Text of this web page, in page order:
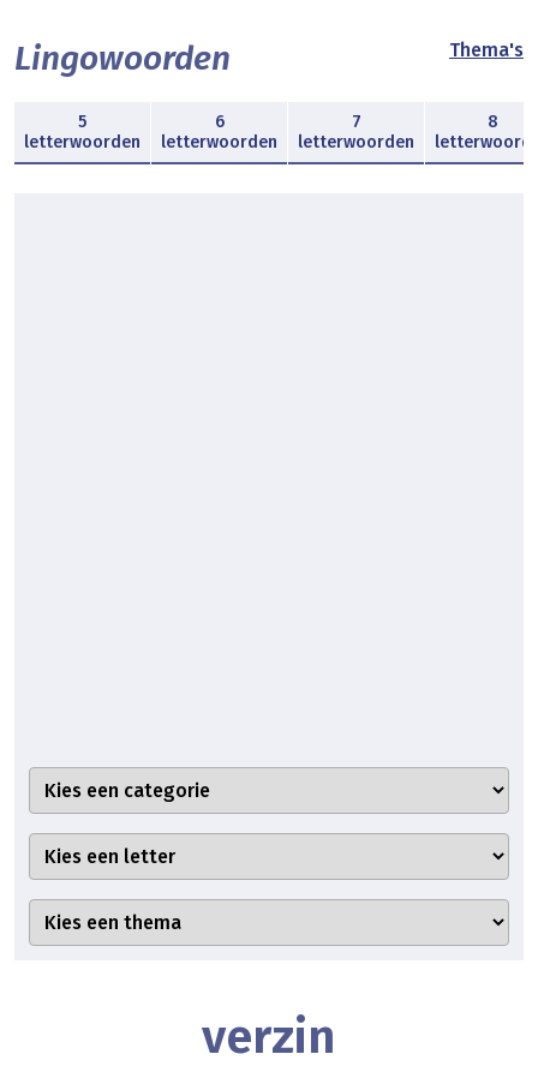
Lingowoorden Thema's
5
letterwoorden
6
letterwoorden
7
letterwoorden
8
verzin